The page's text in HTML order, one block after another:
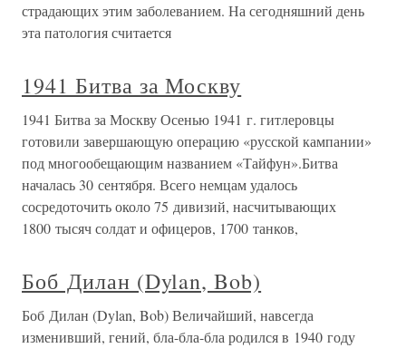
страдающих этим заболеванием. На сегодняшний день
эта патология считается
1941 Битва за Москву
1941 Битва за Москву Осенью 1941 г. гитлеровцы
готовили завершающую операцию «русской кампании»
под многообещающим названием «Тайфун».Битва
началась 30 сентября. Всего немцам удалось
сосредоточить около 75 дивизий, насчитывающих
1800 тысяч солдат и офицеров, 1700 танков,
Боб Дилан (Dylan, Bob)
Боб Дилан (Dylan, Bob) Величайший, навсегда
изменивший, гений, бла-бла-бла родился в 1940 году